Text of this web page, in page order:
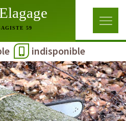
59
indisponible